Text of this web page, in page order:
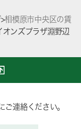
>相模原市中央区の賃
オンズプラザ淵野辺
ご連絡ください。